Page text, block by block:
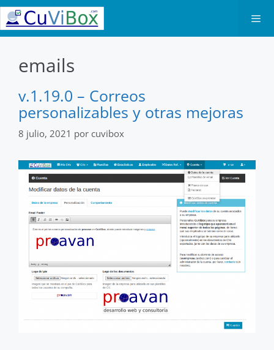
Saltar
contenido
emails
v.1.19.0 – Correos
personalizables y otras mejoras
8 julio, 2021 por cuvibox